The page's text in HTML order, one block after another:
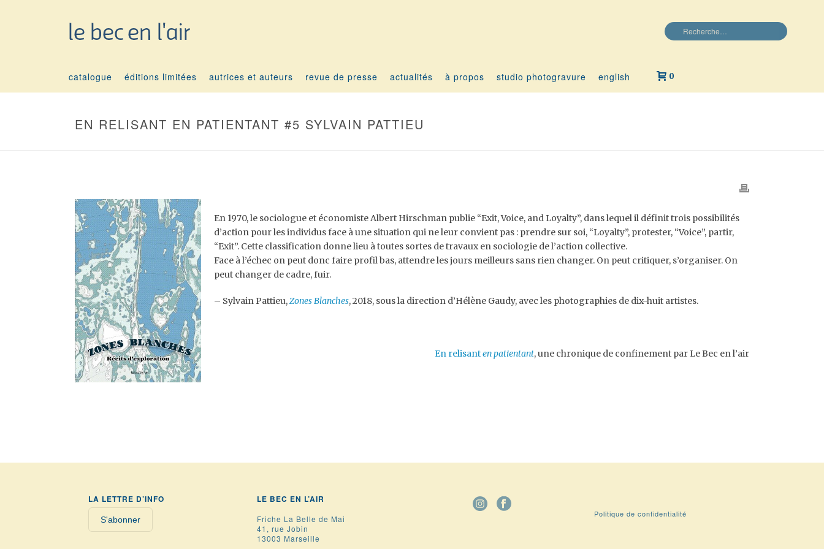
catalogue éditions limitées autrices et auteurs revue de presse actualités à propos studio photogravure english 0
EN RELISANT EN PATIENTANT #5 SYLVAIN PATTIEU
En 1970, le sociologue et économiste Albert Hirschman publie “Exit, Voice, and Loyalty”, dans lequel il définit trois possibilités
d’action pour les individus face à une situation qui ne leur convient pas : prendre sur soi, “Loyalty”, protester, “Voice”, partir,
“Exit”. Cette classification donne lieu à toutes sortes de travaux en sociologie de l’action collective.
Face à l’échec on peut donc faire profil bas, attendre les jours meilleurs sans rien changer. On peut critiquer, s’organiser. On
peut changer de cadre, fuir.
– Sylvain Pattieu,Zones Blanches, 2018, sous la direction d’Hélène Gaudy, avec les photographies de dix-huit artistes.
En relisanten patientant, une chronique de confinement par Le Bec en l’air
LA LETTRE D’INFO
S'abonner
LE BEC EN L’AIR
Friche La Belle de Mai
41, rue Jobin
13003 Marseille
Politique de confidentialité